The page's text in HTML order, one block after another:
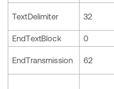
TextDelimiter 32
EndTextBlock
0
EndTransmission 62